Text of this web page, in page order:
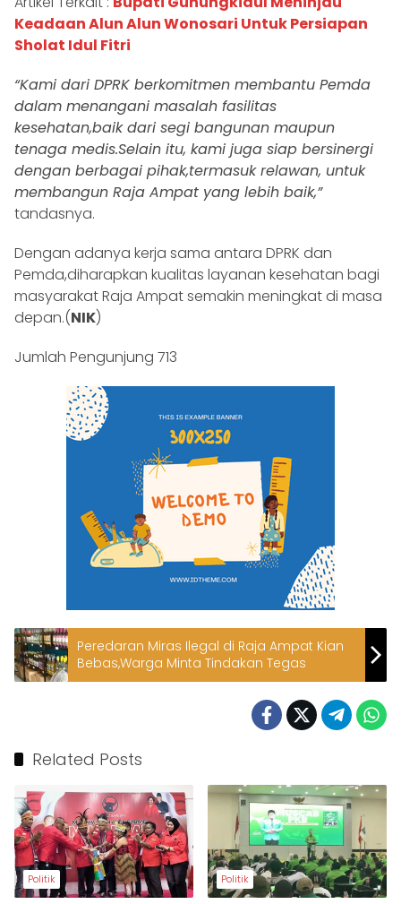
Keadaan Alun Alun Wonosari Untuk Persiapan
Sholat Idul Fitri
“Kami dari DPRK berkomitmen membantu Pemda
dalam menangani masalah fasilitas
kesehatan,baik dari segi bangunan maupun
tenaga medis.Selain itu, kami juga siap bersinergi
dengan berbagai pihak,termasuk relawan, untuk
membangun Raja Ampat yang lebih baik,”
tandasnya.
Dengan adanya kerja sama antara DPRK dan
Pemda,diharapkan kualitas layanan kesehatan bagi
masyarakat Raja Ampat semakin meningkat di masa
depan.(NIK)
Jumlah Pengunjung 713
Peredaran Miras Ilegal di Raja Ampat Kian
Bebas,Warga Minta Tindakan Tegas
Related Posts
Politik Politik